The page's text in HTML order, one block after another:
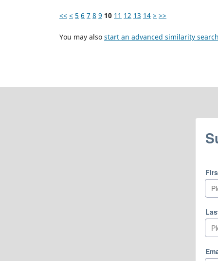
<< < 5 6 7 8 9 10 11 12 13 14 > >>
You may also start an advanced similarity search